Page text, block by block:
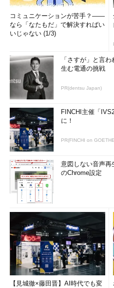
コミュニケーションが苦手？――
なら「なたもだ」で解決すればい
いじゃない (1/3)
「さすが」と言
生む電通の挑戦
PR(dentsu Japan)
FINCHI主催「
に！
PR(FINCHI on
意図しない音声再
のChrome設定
【見城徹×藤田晋】AI時代でも変